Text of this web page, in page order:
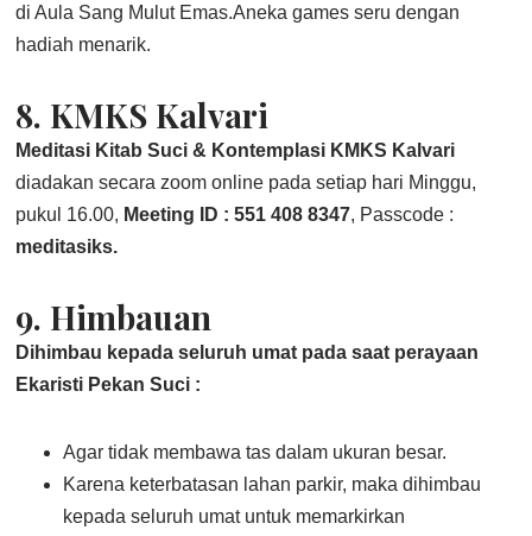
di Aula Sang Mulut Emas.Aneka games seru dengan
hadiah menarik.
8. KMKS Kalvari
Meditasi Kitab Suci & Kontemplasi KMKS Kalvari
diadakan secara zoom online pada setiap hari Minggu,
pukul 16.00, Meeting ID : 551 408 8347, Passcode :
meditasiks.
9. Himbauan
Dihimbau kepada seluruh umat pada saat perayaan
Ekaristi Pekan Suci :
Agar tidak membawa tas dalam ukuran besar.
Karena keterbatasan lahan parkir, maka dihimbau
kepada seluruh umat untuk memarkirkan